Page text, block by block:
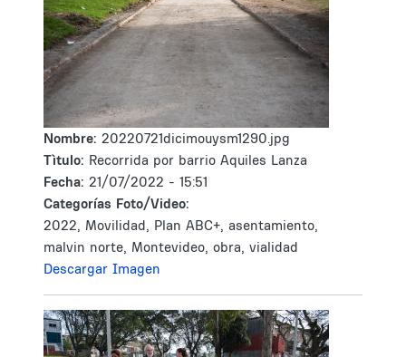
Nombre: 20220721dicimouysm1290.jpg
Tìtulo: Recorrida por barrio Aquiles Lanza
Fecha: 21/07/2022 - 15:51
Categorías Foto/Video:
2022, Movilidad, Plan ABC+, asentamiento,
malvin norte, Montevideo, obra, vialidad
Descargar Imagen